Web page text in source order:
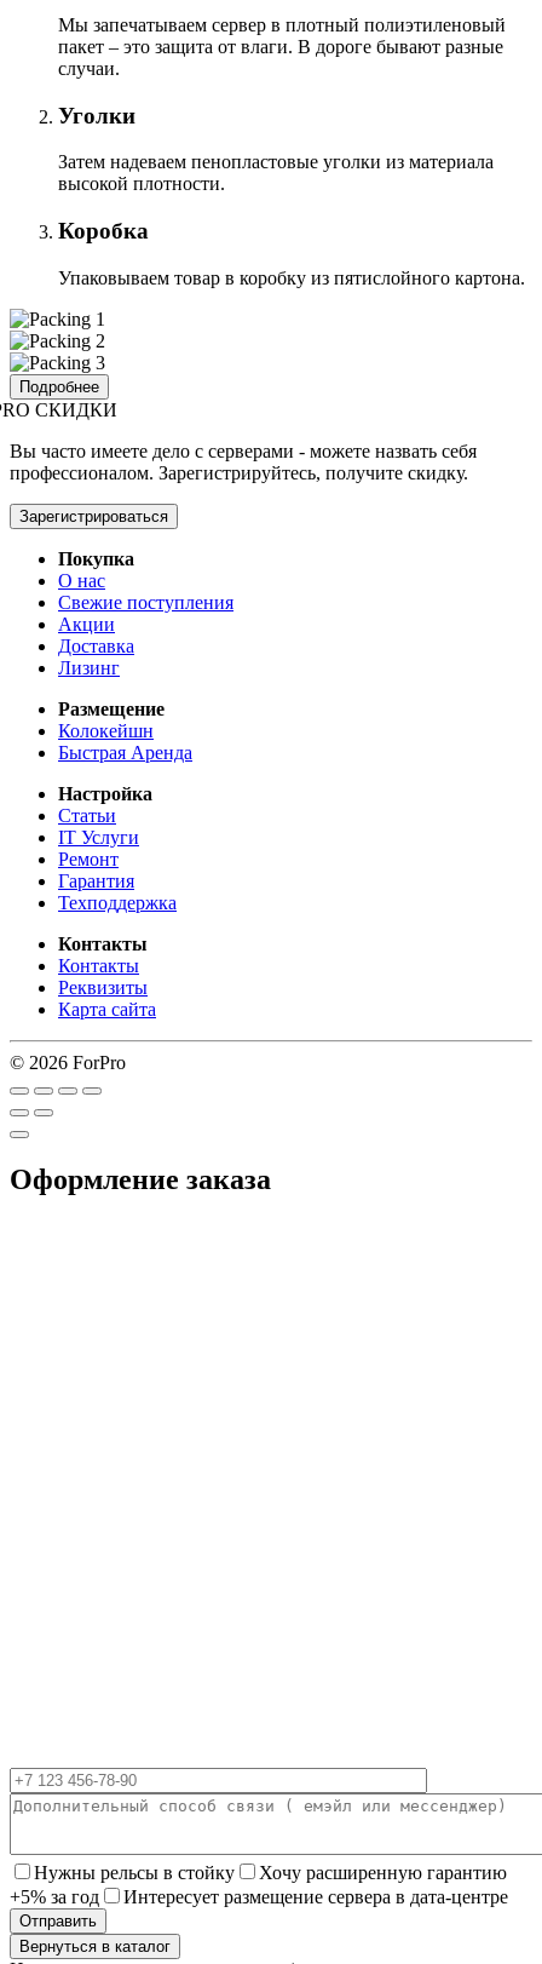
Мы запечатываем сервер в плотный полиэтиленовый
пакет – это защита от влаги. В дороге бывают разные
случаи.
Уголки
Затем надеваем пенопластовые уголки из материала
высокой плотности.
Коробка
Упаковываем товар в коробку из пятислойного картона.
Подробнее
СКИДКИ
Вы часто имеете дело с серверами - можете назвать себя
профессионалом. Зарегистрируйтесь, получите скидку.
Зарегистрироваться
Покупка
О нас
Свежие поступления
Акции
Доставка
Лизинг
Размещение
Колокейшн
Быстрая Аренда
Настройка
Статьи
IT Услуги
Ремонт
Гарантия
Техподдержка
Контакты
Контакты
Реквизиты
Карта сайта
© 2026 ForPro
Оформление заказа
Нужны рельсы в стойку
Хочу расширенную гарантию
+5% за год
Интересует размещение сервера в дата-центре
Вернуться в каталог